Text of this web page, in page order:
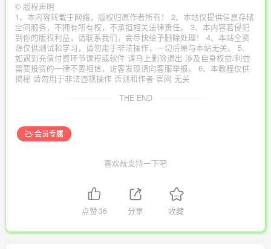
© 版权声明
1、本内容转载于网络，版权归原作者所有！ 2、本站仅提供信息存储
空间服务，不拥有所有权，不承担相关法律责任。 3、本内容若侵犯
到你的版权利益，请联系我们，会尽快给予删除处理！ 4、本站全资
源仅供测试和学习，请勿用于非法操作，一切后果与本站无关。 5、
如遇到充值付费环节课程或软件 请马上删除退出 涉及自身权益/利益
需要投资的一律不要相信，访客发现请向客服举报。 6、本教程仅供
揭秘 请勿用于非法违规操作 否则和作者 官网 无关
THE END
会员专属
喜欢就支持一下吧
点赞36 分享 收藏